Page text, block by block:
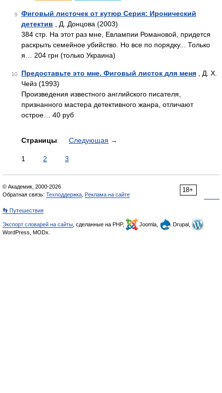
9
Фиговый листочек от кутюр Серия: Иронический
детектив , Д. Донцова (2003)
384 стр. На этот раз мне, Евлампии Романовой, придется
раскрыть семейное убийство. Но все по порядку... Только
я… 204 грн (только Украина)
10 Предоставьте это мне. Фиговый листок для меня , Д. Х.
Чейз (1993)
Произведения известного английского писателя,
признанного мастера детективного жанра, отличают
острое… 40 руб
Страницы Следующая →
1 2 3
18+
© Академик, 2000-2026
Обратная связь: Техподдержка Реклама на сайте
👣 Путешествия
Экспорт словарей на сайты , сделанные на PHP, Joomla,
Drupal,
WordPress, MODx.